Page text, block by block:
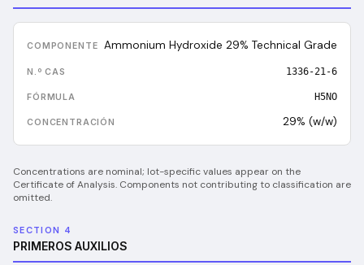
Ammonium Hydroxide 29% Technical Grade
1336-21-6
H5NO
29% (w/w)
Concentrations are nominal; lot-specific values appear on the
Certificate of Analysis. Components not contributing to classification are
omitted.
SECTION 4
PRIMEROS AUXILIOS